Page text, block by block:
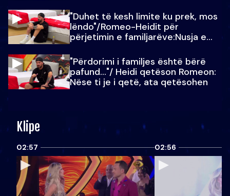
"Duhet të kesh limite ku prek, mos
lëndo"/Romeo-Heidit për
përjetimin e familjarëve:Nusja e
"Përdorimi i familjes është bërë
pafund…"/ Heidi qetëson Romeon:
Nëse ti je i qetë, ata qetësohen
Klipe
02:57 02:56